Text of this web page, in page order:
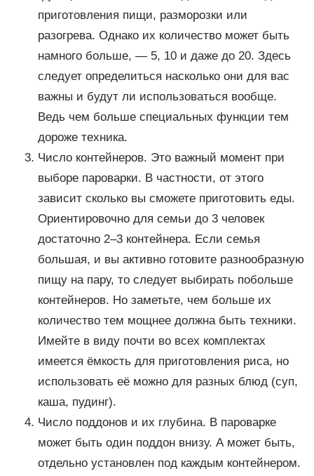
приготовления пищи, разморозки или
разогрева. Однако их количество может быть
намного больше, — 5, 10 и даже до 20. Здесь
следует определиться насколько они для вас
важны и будут ли использоваться вообще.
Ведь чем больше специальных функции тем
дороже техника.
Число контейнеров. Это важный момент при
выборе пароварки. В частности, от этого
зависит сколько вы сможете приготовить еды.
Ориентировочно для семьи до 3 человек
достаточно 2–3 контейнера. Если семья
большая, и вы активно готовите разнообразную
пищу на пару, то следует выбирать побольше
контейнеров. Но заметьте, чем больше их
количество тем мощнее должна быть техники.
Имейте в виду почти во всех комплектах
имеется ёмкость для приготовления риса, но
использовать её можно для разных блюд (суп,
каша, пудинг).
Число поддонов и их глубина. В пароварке
может быть один поддон внизу. А может быть,
отдельно установлен под каждым контейнером.